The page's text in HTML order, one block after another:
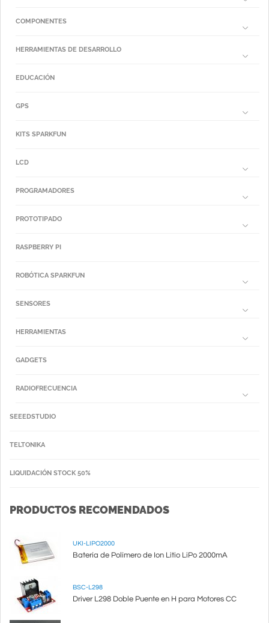
COMPONENTES
HERRAMIENTAS DE DESARROLLO
EDUCACIÓN
GPS
KITS SPARKFUN
LCD
PROGRAMADORES
PROTOTIPADO
RASPBERRY PI
ROBÓTICA SPARKFUN
SENSORES
HERRAMIENTAS
GADGETS
RADIOFRECUENCIA
SEEEDSTUDIO
TELTONIKA
LIQUIDACIÓN STOCK 50%
PRODUCTOS RECOMENDADOS
UKI-LIPO2000
Batería de Polímero de Ion Litio LiPo 2000mA
BSC-L298
Driver L298 Doble Puente en H para Motores CC